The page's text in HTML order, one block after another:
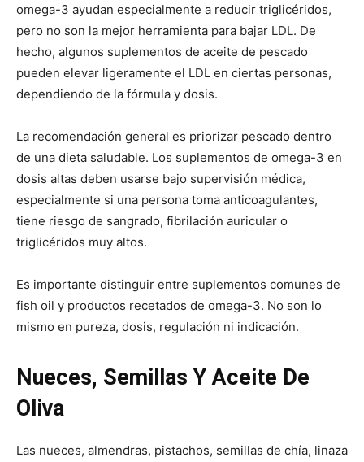
omega-3 ayudan especialmente a reducir triglicéridos,
pero no son la mejor herramienta para bajar LDL. De
hecho, algunos suplementos de aceite de pescado
pueden elevar ligeramente el LDL en ciertas personas,
dependiendo de la fórmula y dosis.
La recomendación general es priorizar pescado dentro
de una dieta saludable. Los suplementos de omega-3 en
dosis altas deben usarse bajo supervisión médica,
especialmente si una persona toma anticoagulantes,
tiene riesgo de sangrado, fibrilación auricular o
triglicéridos muy altos.
Es importante distinguir entre suplementos comunes de
fish oil y productos recetados de omega-3. No son lo
mismo en pureza, dosis, regulación ni indicación.
Nueces, Semillas Y Aceite De
Oliva
Las nueces, almendras, pistachos, semillas de chía, linaza